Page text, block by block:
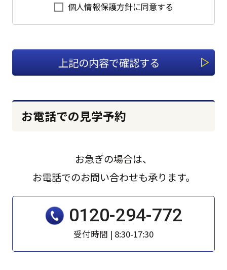
以下のように会社として取り組んでおりま
す。
1.適切な個人情報の収集、利用、
提供、預託を行います。
個人情報を本人の意思に反して収集、利
用、提供、預託することは、権利の侵害に
す。そのため、個人情報の収集、利用、提
供、預託などの管理ルールを明文化し、個
人情報の適切な管理を行います。
お客様から個人情報を収集させていただく
場合は、収集目的、当社の問い合わせ窓口
個人情報保護方針に同意する
お電話での見学予約
お急ぎの場合は、
お電話でのお問い合わせも承ります。
0120-294-772
受付時間 | 8:30-17:30